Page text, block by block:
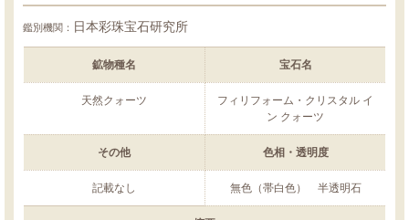
鑑別機関： 日本彩珠宝石研究所
鉱物種名 宝石名
天然クォーツ
フィリフォーム・クリスタル イ
ン クォーツ
その他 色相・透明度
記載なし 無色（帯白色） 半透明石